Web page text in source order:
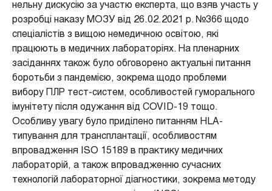
нельну дискусію за участю експерта, що взяв участь у
розробці наказу МОЗУ від 26.02.2021 р. №366 щодо
спеціалістів з вищою немедичною освітою, які
працюють в медичних лабораторіях. На пленарних
засіданнях також було обговорено актуальні питання
боротьби з пандемією, зокрема щодо проблеми
вибору ПЛР тест-систем, особливостей гуморального
імунітету після одужання від COVID-19 тощо.
Особливу увагу було приділено питанням HLA-
типування для трансплантації, особливостям
впровадження ISO 15189 в практику медичних
лабораторій, а також впровадженню сучасних
технологій лабораторної діа­гнос­тики, зокрема методу